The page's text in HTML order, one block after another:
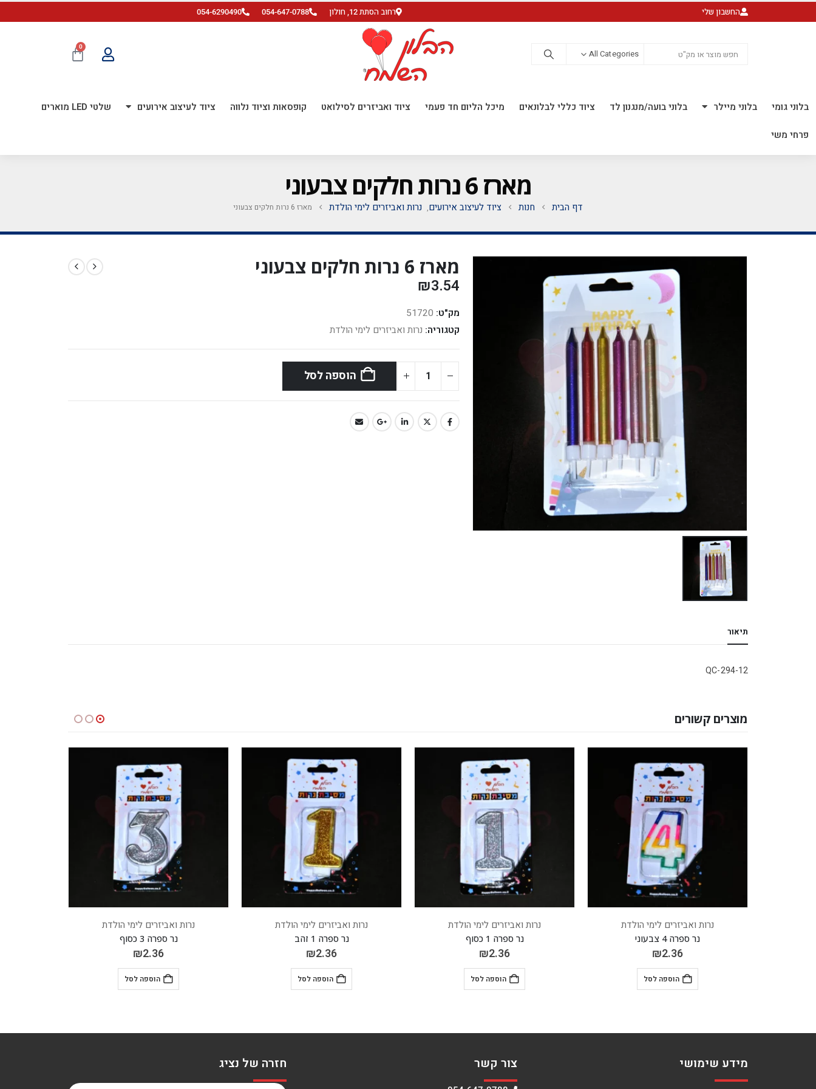
החשבון שלי רחוב הסתת 12, חולון 054-647-0788
054-6290490
All Categories
0
בלוני גומי בלוני מיילר בלוני בועה/מנגנון לד ציוד כללי לבלונאים מיכל הליום חד פעמי ציוד ואביזרים לסילואט קופסאות וציוד נלווה ציוד לעיצוב אירועים שלטי LED מוארים
פרחי משי
מארז 6 נרות חלקים צבעוני
דף הבית חנות ציוד לעיצוב אירועים, נרות ואביזרים לימי הולדת מארז 6 נרות חלקים צבעוני
מארז 6 נרות חלקים צבעוני
₪3.54
מק"ט: 51720
קטגוריה: נרות ואביזרים לימי הולדת
הוספה לסל
תיאור
QC-294-12
מוצרים קשורים
נרות ואביזרים לימי הולדת
נר ספרה 1 כסוף
₪2.36
הוספה לסל
נרות ואביזרים לימי הולדת
נר ספרה 1 זהב
₪2.36
הוספה לסל
נרות ואביזרים לימי הולדת
נר ספרה 3 כסוף
₪2.36
הוספה לסל
נרות ואביזרים לימי הולדת
נר ספרה 8 זהב
₪2.36
הוספה לסל
מידע שימושי צור קשר חזרה של נציג